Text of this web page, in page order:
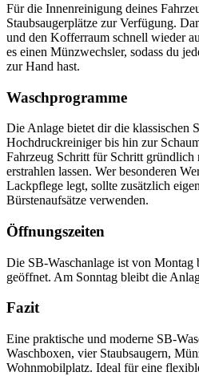
Für die Innenreinigung deines
Staubsaugerplätze zur Verfügung.
und den Kofferraum schnell wieder
es einen Münzwechsler, sodass du
zur Hand hast.
Waschprogramme
Die Anlage bietet dir die klassischen
Hochdruckreiniger bis hin zur
Fahrzeug Schritt für Schritt gründlich
erstrahlen lassen. Wer besonderen
Lackpflege legt, sollte zusätzlich
Bürstenaufsätze verwenden.
Öffnungszeiten
Die SB-Waschanlage ist von Montag
geöffnet. Am Sonntag bleibt die
Fazit
Eine praktische und moderne SB-
Waschboxen, vier Staubsaugern,
Wohnmobilplatz. Ideal für eine